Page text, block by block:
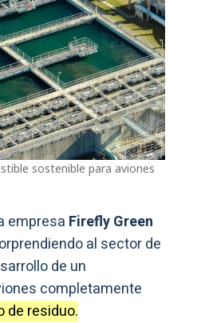
sostenible para aviones
empresa Firefly Green
al sector de
de un
completamente
de residuo.